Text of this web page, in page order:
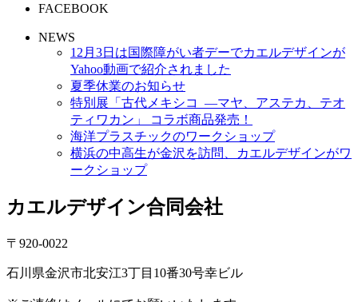
FACEBOOK
NEWS
12月3日は国際障がい者デーでカエルデザインが
Yahoo動画で紹介されました
夏季休業のお知らせ
特別展「古代メキシコ ―マヤ、アステカ、テオ
ティワカン」 コラボ商品発売！
海洋プラスチックのワークショップ
横浜の中高生が金沢を訪問、カエルデザインがワ
ークショップ
カエルデザイン合同会社
〒920-0022
石川県金沢市北安江3丁目10番30号幸ビル